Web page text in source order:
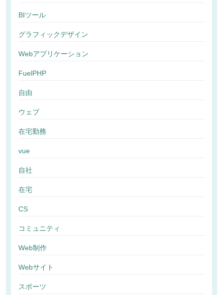
BIツール
グラフィックデザイン
Webアプリケーション
FuelPHP
自由
ウェブ
在宅勤務
vue
自社
在宅
CS
コミュニティ
Web制作
Webサイト
スポーツ